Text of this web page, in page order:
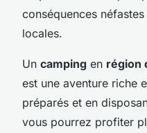
conséquences néfastes
locales.
Un camping en région
est une aventure riche
préparés et en
vous pourrez profiter